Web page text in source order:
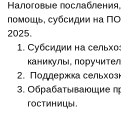
Налоговые
помощь, субсидии на
2025.
Субсидии на
каникулы,
Поддержка
Обрабатывающие
гостиницы.